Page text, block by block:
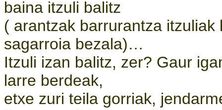
baina itzuli balitz
( arantzak barrurantza itzuliak
sagarroia bezala)…
Itzuli izan balitz, zer? Gaur
larre berdeak,
etxe zuri teila gorriak,